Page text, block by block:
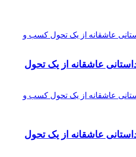
عاشقانه از یک تحول
عاشقانه از یک تحول